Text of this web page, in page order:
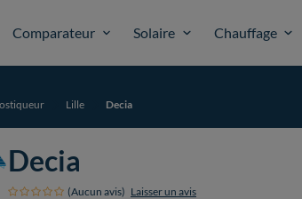
Comparateur Solaire Chauffage
Lille Decia
Decia
(Aucun avis) Laisser un avis